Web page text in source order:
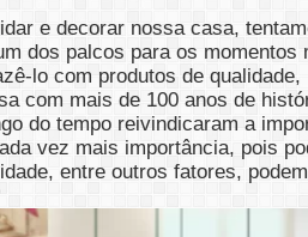
e decorar nossa casa,
dos palcos para os
lo com produtos de
com mais de 100 anos de
do tempo reivindicaram a
vez mais importância, pois
entre outros fatores,